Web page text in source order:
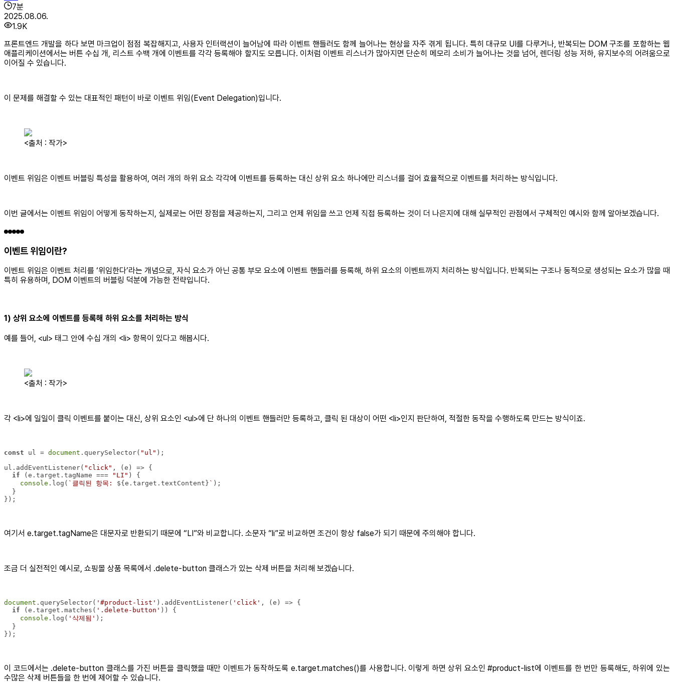
7분
2025.08.06.
1.9K
프론트엔드 개발을 하다 보면 마크업이 점점 복잡해지고, 사용자 인터랙션이 늘어남에 따라 이벤트 핸들러도 함께 늘어나는 현상을 자주 겪게 됩니다. 특히 대규모 UI를 다루거나, 반복되는 DOM 구조를 포함하는 웹
애플리케이션에서는 버튼 수십 개, 리스트 수백 개에 이벤트를 각각 등록해야 할지도 모릅니다. 이처럼 이벤트 리스너가 많아지면 단순히 메모리 소비가 늘어나는 것을 넘어, 렌더링 성능 저하, 유지보수의 어려움으로
이어질 수 있습니다.
이 문제를 해결할 수 있는 대표적인 패턴이 바로 이벤트 위임(Event Delegation)입니다.
<출처 : 작가>
이벤트 위임은 이벤트 버블링 특성을 활용하여, 여러 개의 하위 요소 각각에 이벤트를 등록하는 대신 상위 요소 하나에만 리스너를 걸어 효율적으로 이벤트를 처리하는 방식입니다.
이번 글에서는 이벤트 위임이 어떻게 동작하는지, 실제로는 어떤 장점을 제공하는지, 그리고 언제 위임을 쓰고 언제 직접 등록하는 것이 더 나은지에 대해 실무적인 관점에서 구체적인 예시와 함께 알아보겠습니다.
이벤트 위임이란?
이벤트 위임은 이벤트 처리를 ‘위임한다’라는 개념으로, 자식 요소가 아닌 공통 부모 요소에 이벤트 핸들러를 등록해, 하위 요소의 이벤트까지 처리하는 방식입니다. 반복되는 구조나 동적으로 생성되는 요소가 많을 때
특히 유용하며, DOM 이벤트의 버블링 덕분에 가능한 전략입니다.
1) 상위 요소에 이벤트를 등록해 하위 요소를 처리하는 방식
예를 들어, <ul> 태그 안에 수십 개의 <li> 항목이 있다고 해봅시다.
<출처 : 작가>
각 <li>에 일일이 클릭 이벤트를 붙이는 대신, 상위 요소인 <ul>에 단 하나의 이벤트 핸들러만 등록하고, 클릭 된 대상이 어떤 <li>인지 판단하여, 적절한 동작을 수행하도록 만드는 방식이죠.
const ul = document .querySelector( "ul"
ul.addEventListener( "click" , ( e ) =>
if (e.target.tagName === "LI"
console .log( `클릭된 항목: ${e.target.textContent} `
여기서 e.target.tagName은 대문자로 반환되기 때문에 “LI”와 비교합니다. 소문자 “li”로 비교하면 조건이 항상 false가 되기 때문에 주의해야 합니다.
조금 더 실전적인 예시로, 쇼핑몰 상품 목록에서 .delete-button 클래스가 있는 삭제 버튼을 처리해 보겠습니다.
document .querySelector( '#product-list' ).addEventListener( 'click' , ( e ) =>
if (e.target.matches( '.delete-button'
console .log( '삭제됨'
이 코드에서는 .delete-button 클래스를 가진 버튼을 클릭했을 때만 이벤트가 동작하도록 e.target.matches()를 사용합니다. 이렇게 하면 상위 요소인 #product-list에 이벤트를 한 번만 등록해도, 하위에 있는
수많은 삭제 버튼들을 한 번에 제어할 수 있습니다.